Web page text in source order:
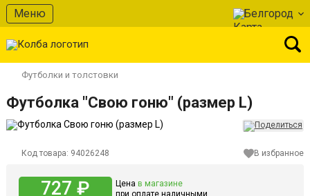
Меню Белгород
Футболки и толстовки
Футболка "Свою гоню" (размер L)
Код товара: 94026248 В избранное
727 ₽ Цена в магазине
при оплате наличными